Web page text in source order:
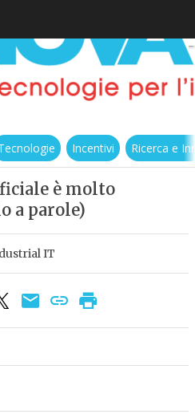
Incentivi Ricerca e
è molto
a parole)
IT